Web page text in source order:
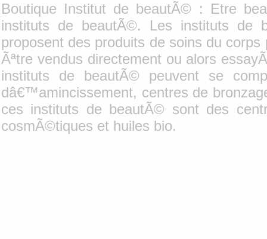
Boutique Institut de beautÃ© : Etre
instituts de beautÃ©. Les instituts de
proposent des produits de soins du
Ãªtre vendus directement ou alors
instituts de beautÃ© peuvent se
dâ€™amincissement, centres de
ces instituts de beautÃ© sont des
cosmÃ©tiques et huiles bio.